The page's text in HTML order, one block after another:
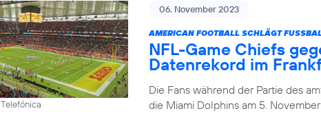
Telefónica
06. November 2023
AMERICAN FOOTBALL SCHLÄGT
NFL-Game Chiefs
Datenrekord im
Die Fans während der Partie des
die Miami Dolphins am 5.